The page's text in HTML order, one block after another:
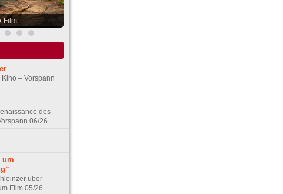
Film
– Vorspann
des
06/26
um
über
Film 05/26